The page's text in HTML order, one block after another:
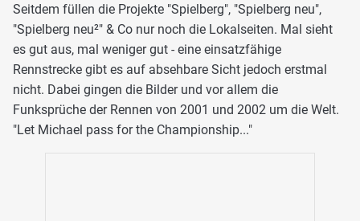
Seitdem füllen die Projekte "Spielberg", "Spielberg neu",
"Spielberg neu²" & Co nur noch die Lokalseiten. Mal sieht
es gut aus, mal weniger gut - eine einsatzfähige
Rennstrecke gibt es auf absehbare Sicht jedoch erstmal
nicht. Dabei gingen die Bilder und vor allem die
Funksprüche der Rennen von 2001 und 2002 um die Welt.
"Let Michael pass for the Championship..."